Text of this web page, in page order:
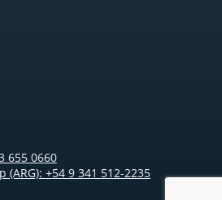
655 0660
(ARG): +54 9 341 512-2235